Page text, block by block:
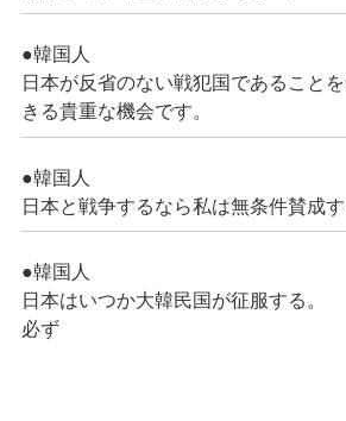
●韓国人
日本が反省のない戦犯国であること
きる貴重な機会です。
●韓国人
日本と戦争するなら私は無条件賛成す
●韓国人
日本はいつか大韓民国が征服する。
必ず